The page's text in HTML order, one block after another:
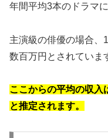
年間平均3本のドラマ
主演級の俳優の場合、
数百万円とされていま
ここからの平均の収入
と推定されます。